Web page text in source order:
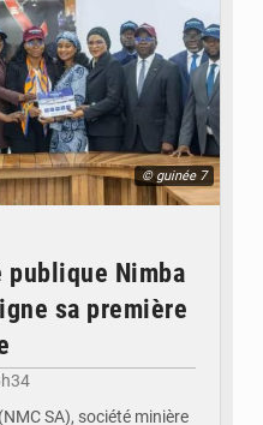
© guinée 7
publique Nimba
sa première
SA), société minière